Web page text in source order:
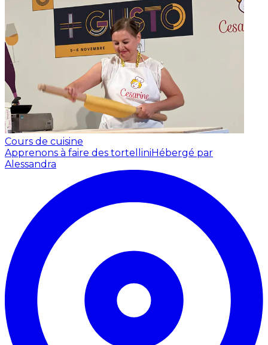
Cours de cuisine
Apprenons à faire des tortelliniHébergé par
Alessandra